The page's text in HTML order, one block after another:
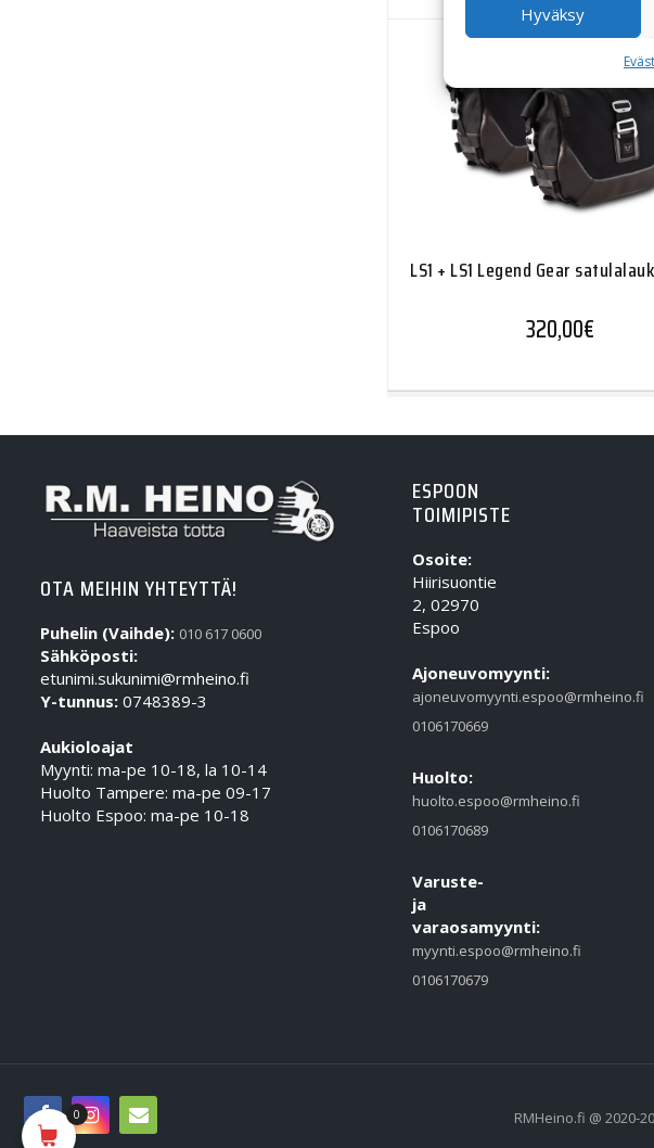
Hyväksy
LS1 + LS1 Legend Gear
320,00€
OTA MEIHIN YHTEYTTÄ!
Puhelin (Vaihde): 010 617 0600
Sähköposti:
etunimi.sukunimi@rmheino.fi
Y-tunnus: 0748389-3
Aukioloajat
Myynti: ma-pe 10-18, la 10-14
Huolto Tampere: ma-pe 09-17
Huolto Espoo: ma-pe 10-18
ESPOON
TOIMIPISTE
Osoite:
Hiirisuontie
2, 02970
Espoo
Ajoneuvomyynti:
ajoneuvomyynti.espoo@rmheino.fi
0106170669
Huolto:
huolto.espoo@rmheino.fi
0106170689
Varuste-
ja
varaosamyynti:
myynti.espoo@rmheino.fi
0106170679
RMHeino.fi @ 2020-
0